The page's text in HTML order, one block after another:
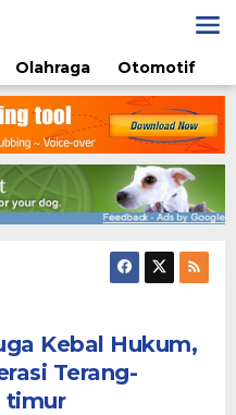
Olahraga Otomotif
Kebal Hukum,
Terang-
timur